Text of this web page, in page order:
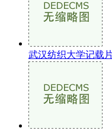
武汉纺织大学记载